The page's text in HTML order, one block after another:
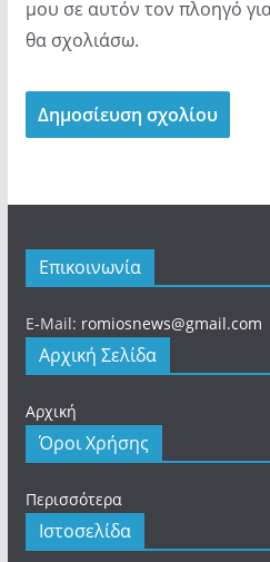
μου σε αυτόν τον πλοηγό
θα σχολιάσω.
Επικοινωνία
E-Mail: romiosnews@gmail.com
Αρχική Σελίδα
Αρχική
Όροι Χρήσης
Περισσότερα
Ιστοσελίδα